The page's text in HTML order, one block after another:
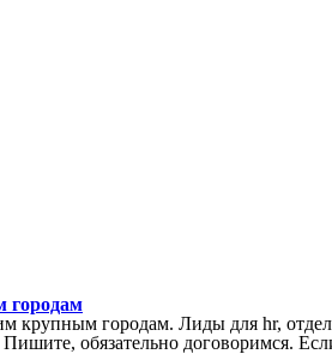
городам
городам. Лиды для hr,
обязательно договоримся.